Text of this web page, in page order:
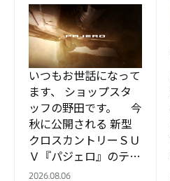
『PAJERO』ティザー
サイト更新
守口店
いつもお世話になって
ます、 ショップスタ
ッフの野田です。 今
秋に公開される 新型
クロスカントリーＳＵ
Ｖ『パジェロ』のティ
ザーサイトが更新さ
2026.08.06